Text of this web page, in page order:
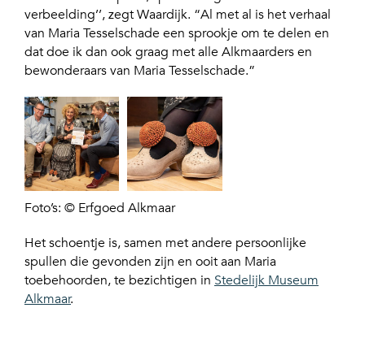
verbeelding’’, zegt Waardijk. “Al met al is het verhaal
van Maria Tesselschade een sprookje om te delen en
dat doe ik dan ook graag met alle Alkmaarders en
bewonderaars van Maria Tesselschade.”
Foto’s: © Erfgoed Alkmaar
Het schoentje is, samen met andere persoonlijke
spullen die gevonden zijn en ooit aan Maria
toebehoorden, te bezichtigen in Stedelijk Museum
Alkmaar.